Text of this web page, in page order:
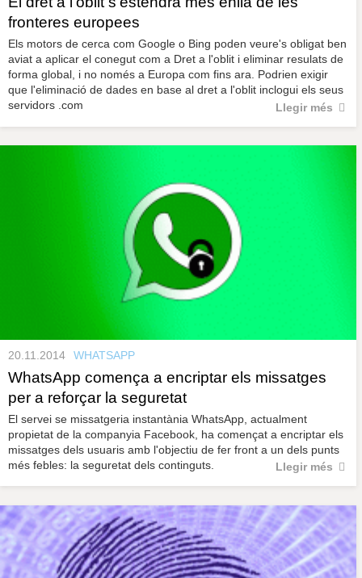
fronteres europees
Els motors de cerca com Google o Bing poden veure's obligat ben
aviat a aplicar el conegut com a Dret a l'oblit i eliminar resulats de
forma global, i no només a Europa com fins ara. Podrien exigir
que l'eliminació de dades en base al dret a l'oblit inclogui els seus
servidors .com
Llegir més
20.11.2014 WHATSAPP
WhatsApp comença a encriptar els missatges
per a reforçar la seguretat
El servei se missatgeria instantània WhatsApp, actualment
propietat de la companyia Facebook, ha començat a encriptar els
missatges dels usuaris amb l'objectiu de fer front a un dels punts
més febles: la seguretat dels continguts.
Llegir més